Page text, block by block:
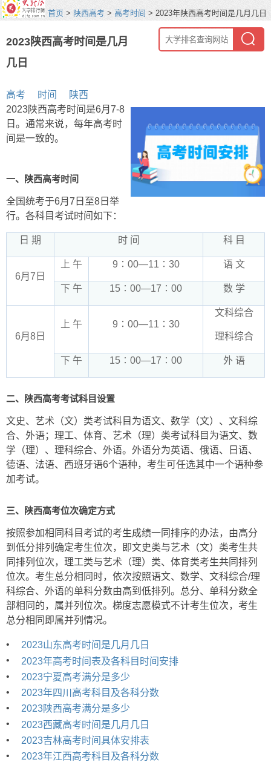
首页 > 陕西高考 > 高考时间 > 2023年陕西高考时间是几月几日
2023陕西高考时间是几月
几日
高考 时间
陕西
2023陕西高考时间是6月7-8
日。通常来说，每年高考时
间是一致的。
一、陕西高考时间
全国统考于6月7日至8日举
行。各科目考试时间如下：
日 期 时 间 科 目
6月7日
上 午 9∶00—11∶30 语 文
下 午 15∶00—17∶00 数 学
6月8日
上 午 9∶00—11∶30
文科综合
理科综合
下 午 15∶00—17∶00 外 语
二、陕西高考考试科目设置
文史、艺术（文）类考试科目为语文、数学（文）、文科综
合、外语；理工、体育、艺术（理）类考试科目为语文、数
学（理）、理科综合、外语。外语分为英语、俄语、日语、
德语、法语、西班牙语6个语种，考生可任选其中一个语种参
加考试。
三、陕西高考位次确定方式
按照参加相同科目考试的考生成绩一同排序的办法，由高分
到低分排列确定考生位次，即文史类与艺术（文）类考生共
同排列位次，理工类与艺术（理）类、体育类考生共同排列
位次。考生总分相同时，依次按照语文、数学、文科综合/理
科综合、外语的单科分数由高到低排列。总分、单科分数全
部相同的，属并列位次。梯度志愿模式不计考生位次，考生
总分相同即属并列情况。
•
2023山东高考时间是几月几日
•
2023年高考时间表及各科目时间安排
•
2023宁夏高考满分是多少
•
2023年四川高考科目及各科分数
•
2023陕西高考满分是多少
•
2023西藏高考时间是几月几日
•
2023吉林高考时间具体安排表
•
2023年江西高考科目及各科分数